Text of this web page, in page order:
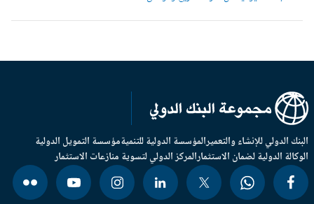
الدولي للإنشاء والتعميرالمؤسسة الدولية للتنميةمؤسسة التمويل الدولية
الدولية لضمان الاستثمارالمركز الدولي لتسوية منازعات الاستثمار